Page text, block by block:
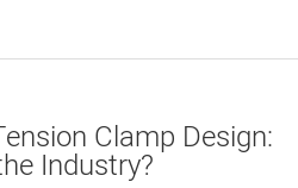
Clamp Design:
Industry?